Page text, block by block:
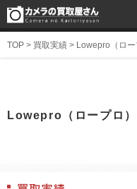
TOP > 買取実績 > Lowepro（ロー
Lowepro（ロープロ